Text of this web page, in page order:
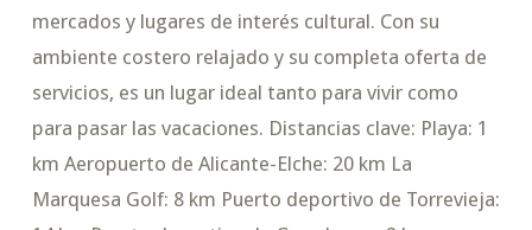
mercados y lugares de interés cultural. Con su
ambiente costero relajado y su completa oferta de
servicios, es un lugar ideal tanto para vivir como
para pasar las vacaciones. Distancias clave: Playa: 1
km Aeropuerto de Alicante-Elche: 20 km La
Marquesa Golf: 8 km Puerto deportivo de Torrevieja: